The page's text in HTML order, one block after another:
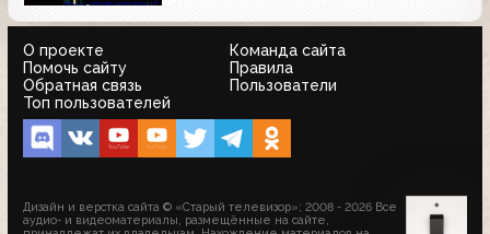
О проекте
Команда сайта
Помочь сайту
Правила
Обратная связь
Пользователи
Топ пользователей
Дизайн и верстка сайта © «Старый телевизор»; 2008 - 2026 Все
аудио- и видеоматериалы, размещённые на сайте,